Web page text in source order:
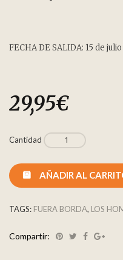
FECHA DE SALIDA: 15 de
29,95€
Cantidad
AÑADIR AL
TAGS: FUERA BORDA, LOS
Compartir: